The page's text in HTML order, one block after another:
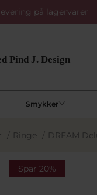
på lagervarer
Smykker
/ Ringe / DREAM
Spar 20%